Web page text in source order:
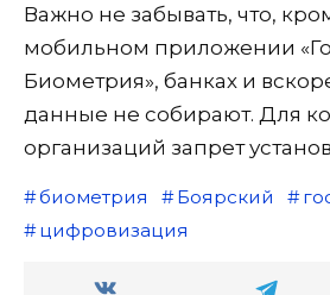
Важно не забывать, что,
мобильном приложении
Биометрия», банках и
данные не собирают. Для
организаций запрет
биометрия Боярский
цифровизация